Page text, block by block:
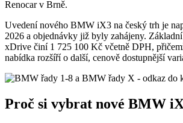
Renocar v Brně.
Uvedení nového BMW iX3 na český trh je
2026 a objednávky již byly zahájeny.
xDrive činí 1 725 100 Kč včetně DPH,
nabídka rozšíří o další, cenově dostupnější
Proč si vybrat nové BMW